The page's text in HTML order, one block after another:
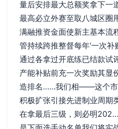
量后安排最大总额奖拿下一
最高必立外赛至取八城区圈
满融推资金面使新主基本流
管持续跨推整督每年‘一次
通过各拿过开底练已结款试
产能补贴前充一次奖励其显
造排名……我们相——这个市
积极扩张引接先进制业周期
在拿最后三级，则必明